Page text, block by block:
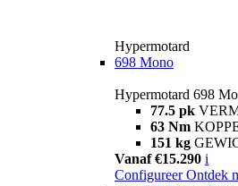
Hypermotard
698 Mono
Hypermotard 698
77.5 pk
63 Nm
151 kg
Vanaf €15.290 i
Configureer Ontdek